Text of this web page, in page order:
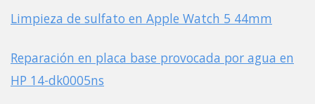
Limpieza de sulfato en Apple Watch 5 44mm
Reparación en placa base provocada por agua en
HP 14-dk0005ns